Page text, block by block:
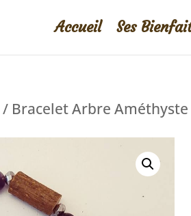
Accueil Ses
/ Bracelet Arbre